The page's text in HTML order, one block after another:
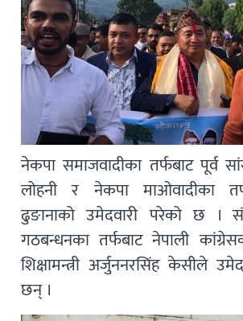
नेकपा समाजवादीका तर्फबाट पूर्व
लोहनी र नेकपा माओवादीका
ढुङानाको उमेदवारी परेको छ ।
गठबन्धनका तर्फबाट नेपाली
शिक्षामन्त्री अर्जुननरसिंह केसीले
छन् ।